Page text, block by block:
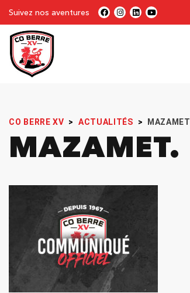
Suivez nos aventures
CO BERRE XV > ACTUALITÉS > MAZAMET
MAZAMET